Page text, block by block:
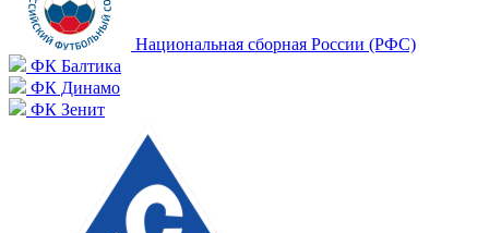
Национальная сборная России (РФС)
ФК Балтика
ФК Динамо
ФК Зенит